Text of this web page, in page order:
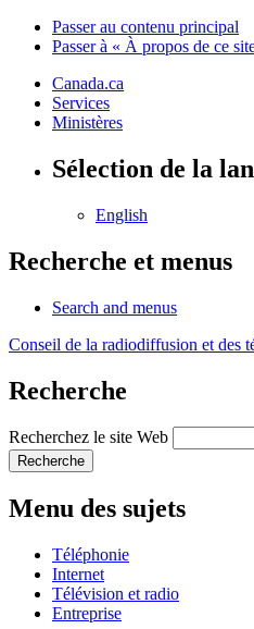
Passer au contenu principal
Passer à « À propos de ce
Canada.ca
Services
Ministères
Sélection de la
English
Recherche et menus
Search and menus
Conseil de la radiodiffusion et des
Recherche
Recherchez le site Web
Recherche
Menu des sujets
Téléphonie
Internet
Télévision et radio
Entreprise